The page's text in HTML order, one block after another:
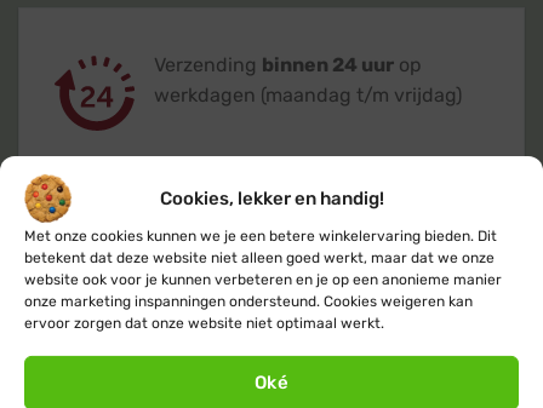
Cookies, lekker en handig!
Met onze cookies kunnen we je een betere winkelervaring bieden. Dit
betekent dat deze website niet alleen goed werkt, maar dat we onze
website ook voor je kunnen verbeteren en je op een anonieme manier
onze marketing inspanningen ondersteund. Cookies weigeren kan
ervoor zorgen dat onze website niet optimaal werkt.
Oké
Verzending binnen 24 uur op
werkdagen (maandag t/m vrijdag)
Klanten geven ons een 9,4op basis van
+14.800 beoordelingen